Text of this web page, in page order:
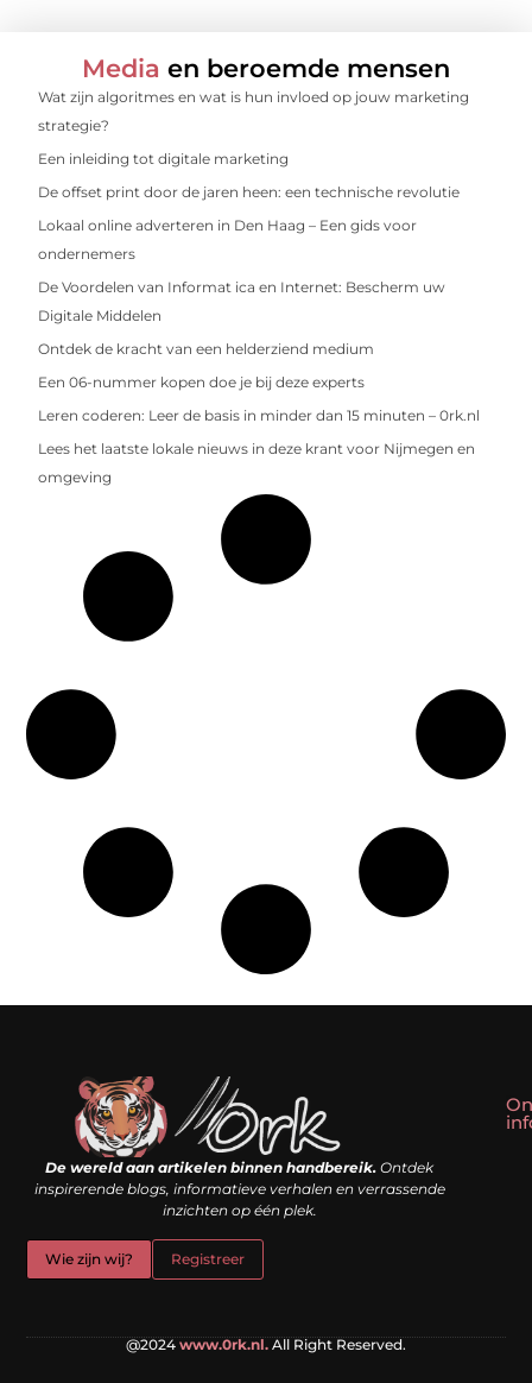
Media en beroemde mensen
Wat zijn algoritmes en wat is hun invloed op jouw marketing
strategie?
Een inleiding tot digitale marketing
De offset print door de jaren heen: een technische revolutie
Lokaal online adverteren in Den Haag – Een gids voor
ondernemers
De Voordelen van Informat ica en Internet: Bescherm uw
Digitale Middelen
Ontdek de kracht van een helderziend medium
Een 06-nummer kopen doe je bij deze experts
Leren coderen: Leer de basis in minder dan 15 minuten – 0rk.nl
Lees het laatste lokale nieuws in deze krant voor Nijmegen en
omgeving
De wereld aan artikelen binnen handbereik. Ontdek
inspirerende blogs, informatieve verhalen en verrassende
inzichten op één plek.
Wie zijn wij? Registreer
@2024 www.0rk.nl. All Right Reserved.